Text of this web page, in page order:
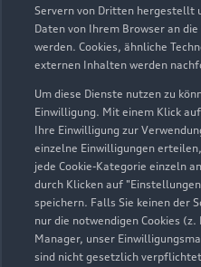
Servern von Dritten hergestellt
Daten von Ihrem Browser an
werden. Cookies, ähnliche
externen Inhalten werden
Um diese Dienste nutzen zu
Einwilligung. Mit einem Klick
Ihre Einwilligung zur
einzelne Einwilligungen
jede Cookie-Kategorie einzeln
durch Klicken auf
speichern. Falls Sie keinen der
nur die notwendigen Cookies (z.
Manager, unser
sind nicht gesetzlich
Öffnungszeiten
Service
Geschlossen,
Montag - Freitag
Samstag
Sonntag